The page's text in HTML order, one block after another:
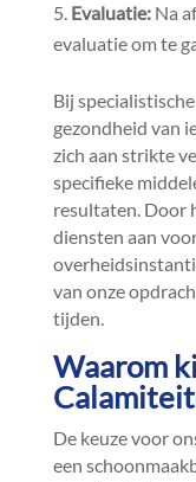
Evaluatie:Na
evaluatie om te
Bij
gezondheid van
zich aan strikte
specifieke
resultaten.​ Door
diensten aan
van onze
tijden.​
Waarom
De keuze voor
een